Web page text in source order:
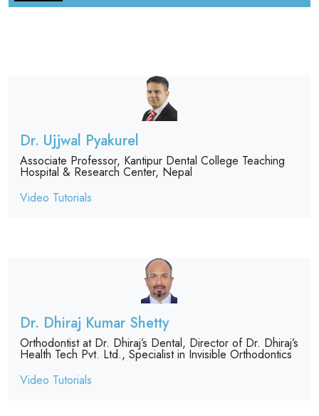
Dr. Ujjwal Pyakurel
Associate Professor, Kantipur Dental College Teaching
Hospital & Research Center, Nepal
Video Tutorials
Dr. Dhiraj Kumar Shetty
Orthodontist at Dr. Dhiraj’s Dental, Director of Dr. Dhiraj’s
Health Tech Pvt. Ltd., Specialist in Invisible Orthodontics
Video Tutorials